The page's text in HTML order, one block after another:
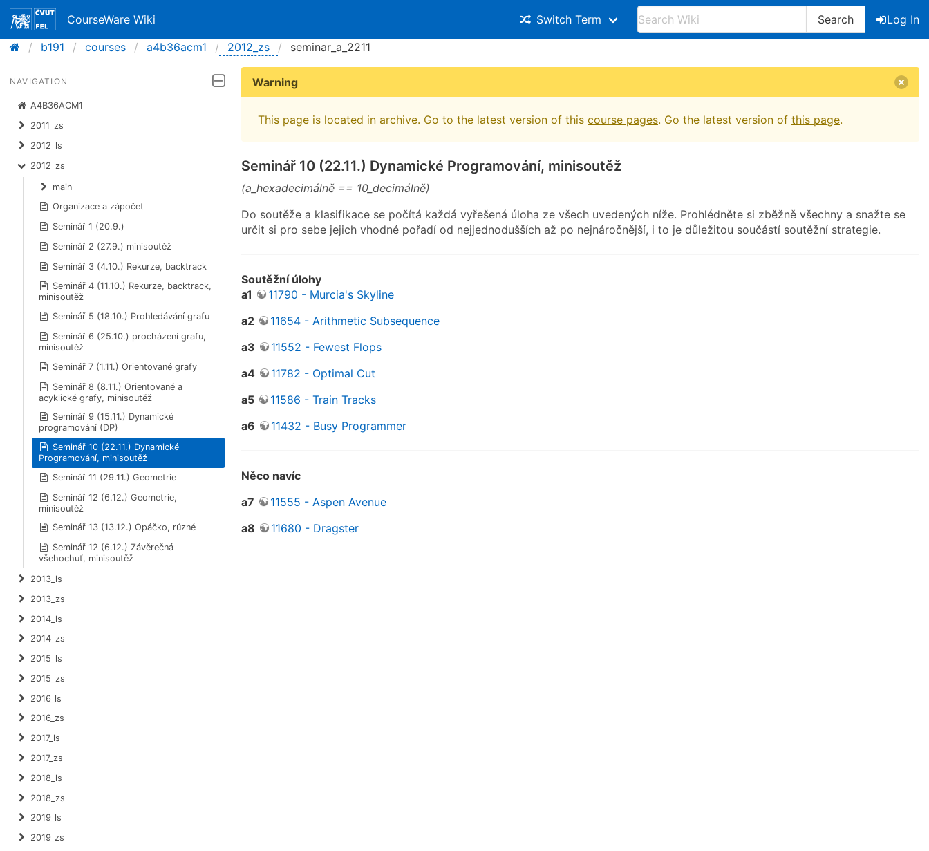
CourseWare Wiki Switch Term Search
Log In
b191
courses a4b36acm1 2012_zs seminar_a_2211
NAVIGATION
A4B36ACM1
2011_zs
2012_ls
2012_zs
main
Organizace a zápočet
Seminář 1 (20.9.)
Seminář 2 (27.9.) minisoutěž
Seminář 3 (4.10.) Rekurze, backtrack
Seminář 4 (11.10.) Rekurze, backtrack,
minisoutěž
Seminář 5 (18.10.) Prohledávání grafu
Seminář 6 (25.10.) procházení grafu,
minisoutěž
Seminář 7 (1.11.) Orientované grafy
Seminář 8 (8.11.) Orientované a
acyklické grafy, minisoutěž
Seminář 9 (15.11.) Dynamické
programování (DP)
Seminář 10 (22.11.) Dynamické
Programování, minisoutěž
Seminář 11 (29.11.) Geometrie
Seminář 12 (6.12.) Geometrie,
minisoutěž
Seminář 13 (13.12.) Opáčko, různé
Seminář 12 (6.12.) Závěrečná
všehochuť, minisoutěž
2013_ls
2013_zs
2014_ls
2014_zs
2015_ls
2015_zs
2016_ls
2016_zs
2017_ls
2017_zs
2018_ls
2018_zs
2019_ls
2019_zs
Warning
This page is located in archive. Go to the latest version of this course pages. Go the latest version of this page.
Seminář 10 (22.11.) Dynamické Programování, minisoutěž
(a_hexadecimálně == 10_decimálně)
Do soutěže a klasifikace se počítá každá vyřešená úloha ze všech uvedených níže. Prohlédněte si zběžně všechny a snažte se
určit si pro sebe jejich vhodné pořadí od nejjednodušších až po nejnáročnější, i to je důležitou součástí soutěžní strategie.
Soutěžní úlohy
a1
11790 - Murcia's Skyline
a2
11654 - Arithmetic Subsequence
a3
11552 - Fewest Flops
a4
11782 - Optimal Cut
a5
11586 - Train Tracks
a6
11432 - Busy Programmer
Něco navíc
a7
11555 - Aspen Avenue
a8
11680 - Dragster